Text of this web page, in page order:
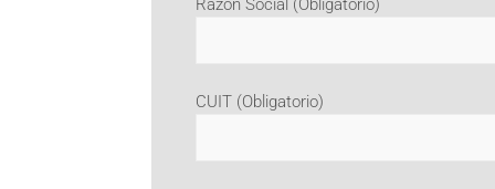
Razón Social (Obligatorio)
CUIT (Obligatorio)